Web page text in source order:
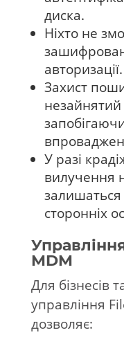
диска.
Ніхто не
авторизації.
Захист
незайнятий
У разі
вилучення
сторонніх
MDM
Для бізнесів
управління
дозволяє: